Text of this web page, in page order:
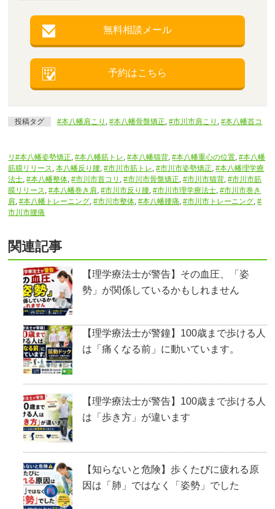
無料相談メール
予約はこちら
投稿タグ #本八幡肩こり ,#本八幡骨盤矯正,#市川市肩こり ,#本八幡首コ
リ#本八幡姿勢矯正,#本八幡筋トレ,#本八幡猫背,#本八幡重心の位置,#本八幡
筋膜リリース,本八幡反り腰,#市川市筋トレ,#市川市姿勢矯正,#本八幡理学療
法士,#本八幡整体,#市川市首コリ ,#市川市骨盤矯正,#市川市猫背,#市川市筋
膜リリース,#本八幡巻き肩,#市川市反り腰,#市川市理学療法士,#市川市巻き
肩,#本八幡トレーニング,#市川市整体,#本八幡腰痛,#市川市トレーニング,#
市川市腰痛
関連記事
【理学療法士が警告】その血圧、「姿
勢」が関係しているかもしれません
【理学療法士が警鐘】100歳まで歩ける人
は「痛くなる前」に動いています。
【理学療法士が警告】100歳まで歩ける人
は「歩き方」が違います
【知らないと危険】歩くたびに疲れる原
因は「肺」ではなく「姿勢」でした